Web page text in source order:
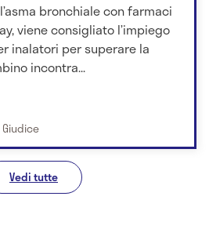
bronchiale con farmaci
viene consigliato l’impiego
inalatori per superare la
incontra...
Giudice
Vedi tutte